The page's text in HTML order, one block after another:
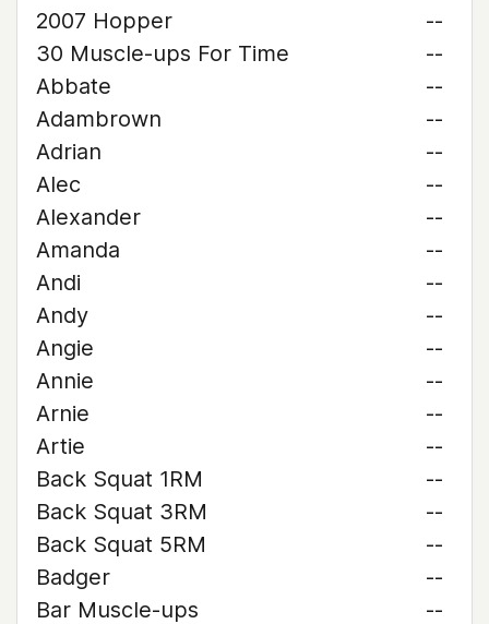
2007 Hopper
--
30 Muscle-ups For Time
--
Abbate
--
Adambrown
--
Adrian
--
Alec
--
Alexander
--
Amanda
--
Andi
--
Andy
--
Angie
--
Annie
--
Arnie
--
Artie
--
Back Squat 1RM
--
Back Squat 3RM
--
Back Squat 5RM
--
Badger
--
Bar Muscle-ups
--